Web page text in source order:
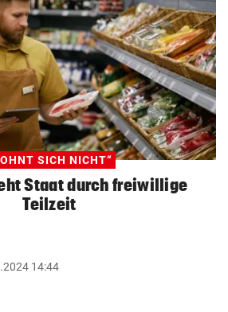
SICH NICHT“
Staat durch freiwillige
Teilzeit
14:44